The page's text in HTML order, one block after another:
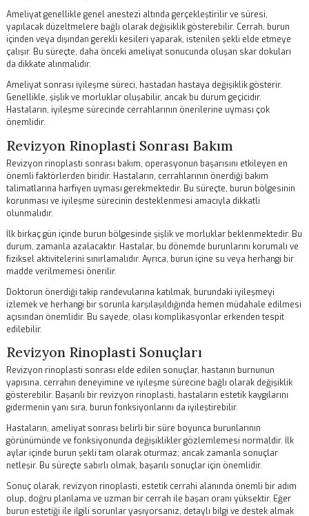
Bu tür operasyonlar, hastaların hem fiziksel hem de psikolojik iyilik
üzerinde olumlu etkiler yaratabilir. Doğru bir cerrah seçimi ve uygun
planlama ile başarılı sonuçlar elde etmek mümkündür.
Revizyon Rinoplasti Süreci
Revizyon rinoplasti süreci, öncelikle hastanın mevcut durumu ve
beklentileri hakkında detaylı bir değerlendirmeyle başlar. Cerrah,
burun yapısını, önceki ameliyatın sonuçlarını ve mevcut sorunları göz
önünde bulundurarak bir tedavi planı hazırlar. Bu aşama, başarılı bir
revizyon rinoplasti için kritik öneme sahiptir.
Ameliyat genellikle genel anestezi altında gerçekleştirilir ve süresi,
yapılacak düzeltmelere bağlı olarak değişiklik gösterebilir. Cerrah,
içinden veya dışından gerekli kesileri yaparak, istenilen şekli elde
çalışır. Bu süreçte, daha önceki ameliyat sonucunda oluşan skar
Ameliyat sonrası iyileşme süreci, hastadan hastaya değişiklik
Genellikle, şişlik ve morluklar oluşabilir, ancak bu durum geçicidir.
Hastaların, iyileşme sürecinde cerrahlarının önerilerine uyması çok
önemlidir.
Revizyon Rinoplasti Sonrası Bakım
Revizyon rinoplasti sonrası bakım, operasyonun başarısını etkileyen
talimatlarına harfiyen uyması gerekmektedir. Bu süreçte, burun
korunması ve iyileşme sürecinin desteklenmesi amacıyla dikkatli
olunmalıdır.
İlk birkaç gün içinde burun bölgesinde şişlik ve morluklar
durum, zamanla azalacaktır. Hastalar, bu dönemde burunlarını
fiziksel aktivitelerini sınırlamalıdır. Ayrıca, burun içine su veya
madde verilmemesi önerilir.
Doktorun önerdiği takip randevularına katılmak, burundaki iyileşmeyi
izlemek ve herhangi bir sorunla karşılaşıldığında hemen müdahale
açısından önemlidir. Bu sayede, olası komplikasyonlar erkenden